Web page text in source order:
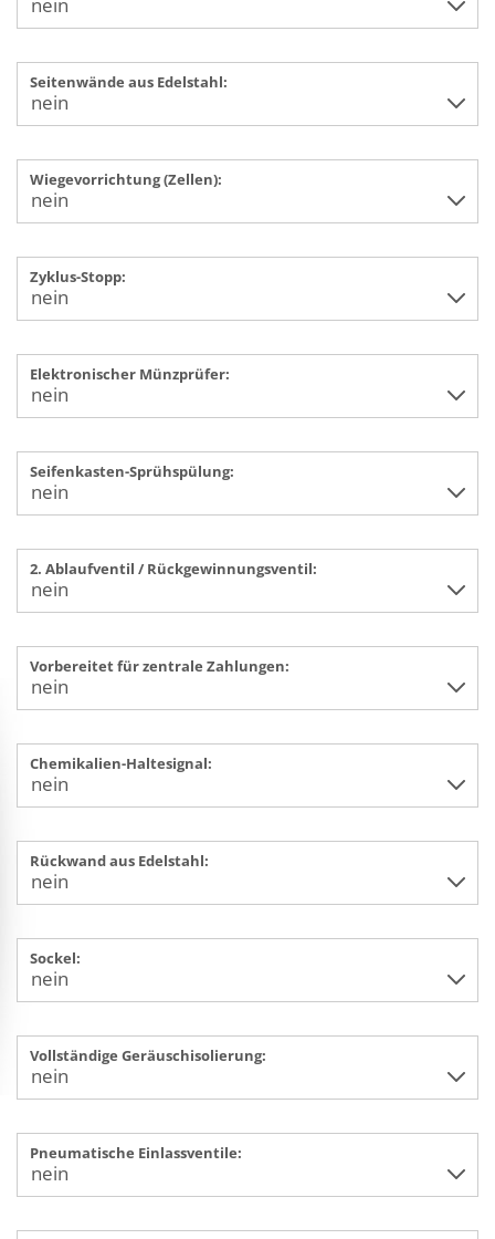
Seitenwände aus Edelstahl:
Wiegevorrichtung (Zellen):
Zyklus-Stopp:
Elektronischer Münzprüfer:
Seifenkasten-Sprühspülung:
2. Ablaufventil / Rückgewinnungsventil:
Vorbereitet für zentrale Zahlungen:
Chemikalien-Haltesignal:
Rückwand aus Edelstahl:
Sockel:
Vollständige Geräuschisolierung:
Pneumatische Einlassventile: